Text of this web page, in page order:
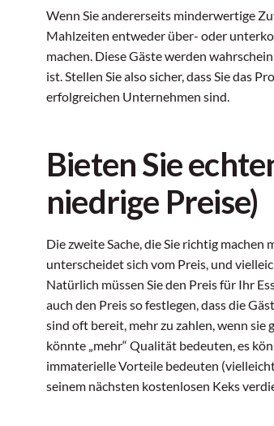
Wenn Sie andererseits minderwertige
Mahlzeiten entweder über- oder
machen. Diese Gäste werden
ist. Stellen Sie also sicher, dass Sie das
erfolgreichen Unternehmen sind.
Bieten Sie
niedrige Preise)
Die zweite Sache, die Sie richtig
unterscheidet sich vom Preis, und
Natürlich müssen Sie den Preis für Ihr
auch den Preis so festlegen, dass die
sind oft bereit, mehr zu zahlen, wenn sie
könnte „mehr“ Qualität bedeuten, es
immaterielle Vorteile bedeuten
seinem nächsten kostenlosen Keks